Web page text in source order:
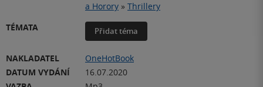
a Horory » Thrillery
TÉMATA
Přidat téma
NAKLADATEL
OneHotBook
DATUM VYDÁNÍ
16.07.2020